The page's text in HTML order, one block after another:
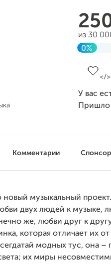
из 30
0%
У вас
Комментарии
новый музыкальный
двух людей к музыке,
же, любви друг к
которая отличает их
модных тус, она –
их миры